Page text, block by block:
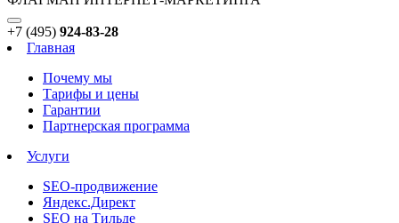
+7 (495) 924-83-28
Главная
Почему мы
Тарифы и цены
Гарантии
Партнерская программа
Услуги
SEO-продвижение
Яндекс.Директ
SEO на Тильде